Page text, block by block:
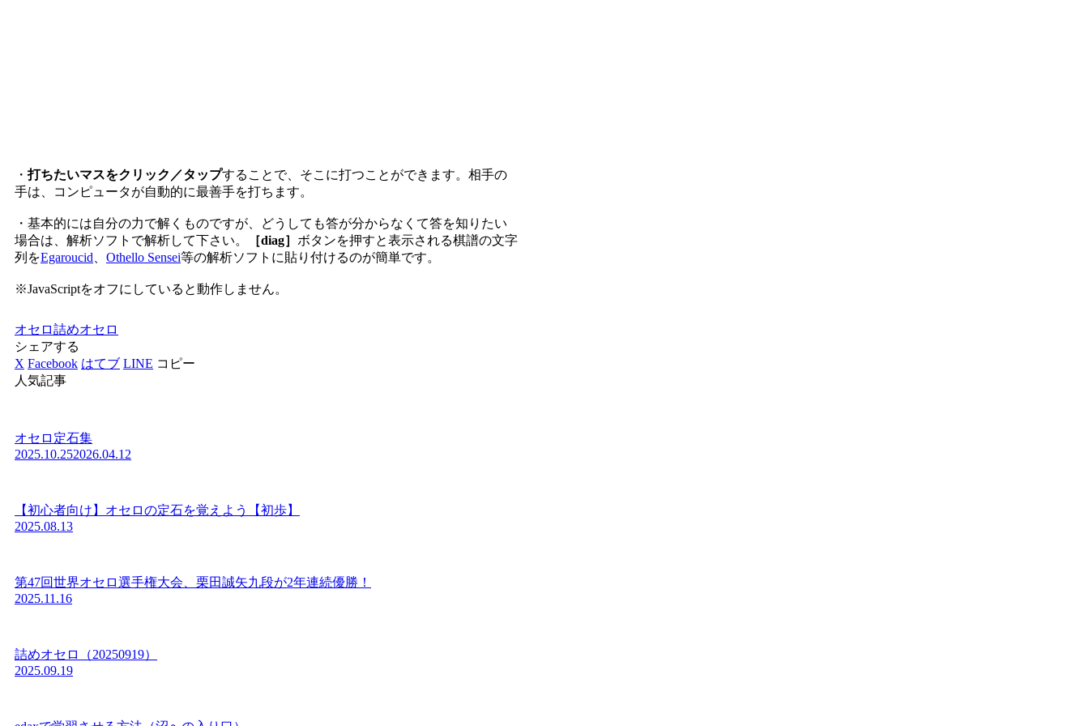
・打ちたいマスをクリック／タップすることで、そこに打つことができます。相手の
手は、コンピュータが自動的に最善手を打ちます。
・基本的には自分の力で解くものですが、どうしても答が分からなくて答を知りたい
場合は、解析ソフトで解析して下さい。
［diag］ ボタンを押すと表示される棋譜の文字
列をEgaroucid Othello Sensei等の解析ソフトに貼り付けるのが簡単です。
※JavaScriptをオフにしていると動作しません。
オセロ詰めオセロ
シェアする
X Facebook はてブ LINE コピー
人気記事
オセロ定石集
2025.10.252026.04.12
【初心者向け】オセロの定石を覚えよう【初歩】
2025.08.13
第47回世界オセロ選手権大会、栗田誠矢九段が2年連続優勝！
2025.11.16
詰めオセロ（20250919）
2025.09.19